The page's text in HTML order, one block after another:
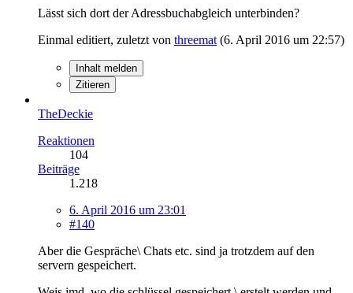
Lässt sich dort der Adressbuchabgleich unterbinden?
Einmal editiert, zuletzt von threemat (6. April 2016 um 22:57)
Inhalt melden
Zitieren
TheDeckie
Reaktionen
104
Beiträge
1.218
6. April 2016 um 23:01
#140
Aber die Gespräche\ Chats etc. sind ja trotzdem auf den
servern gespeichert.